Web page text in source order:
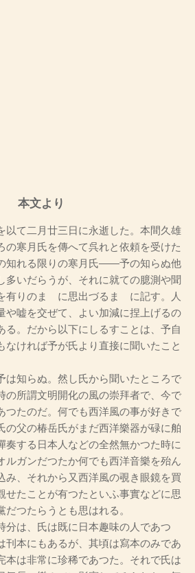
本文より
て二月廿三日に永逝した。本間久雄
の寒月氏を傳へて呉れと依頼を受けた
知れる限りの寒月氏――予の知らぬ他
多いだらうが、それに就ての臆測や聞
りのまゝに思出づるまゝに記す。人
や嘘を交ぜて、よい加減に捏上げるの
る。だから以下にしるすことは、予自
なければ予が氏より直接に聞いたこと
知らぬ。然し氏から聞いたところで
の所謂文明開化の風の崇拜者で、今で
つたのだ。何でも西洋風の事が好きで
の父の椿岳氏がまだ西洋樂器が碌に舶
奏する日本人などの全然無かつた時に
ルガンだつたか何でも西洋音樂を殆ん
み、それから又西洋風の覗き眼鏡を買
せたことが有つたといふ事實などに思
つたらうとも思はれる。
は、氏は既に日本趣味の人であつ
刊本にもあるが、其頃は寫本のみであ
本は非常に珍稀であつた。それで氏は